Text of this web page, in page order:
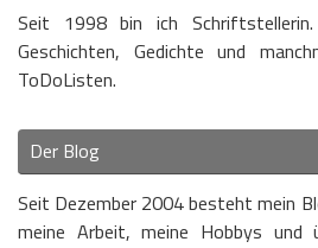
Seit 1998 bin ich Schriftstellerin.
Geschichten, Gedichte und
ToDoListen.
Der Blog
Seit Dezember 2004 besteht mein
meine Arbeit, meine Hobbys